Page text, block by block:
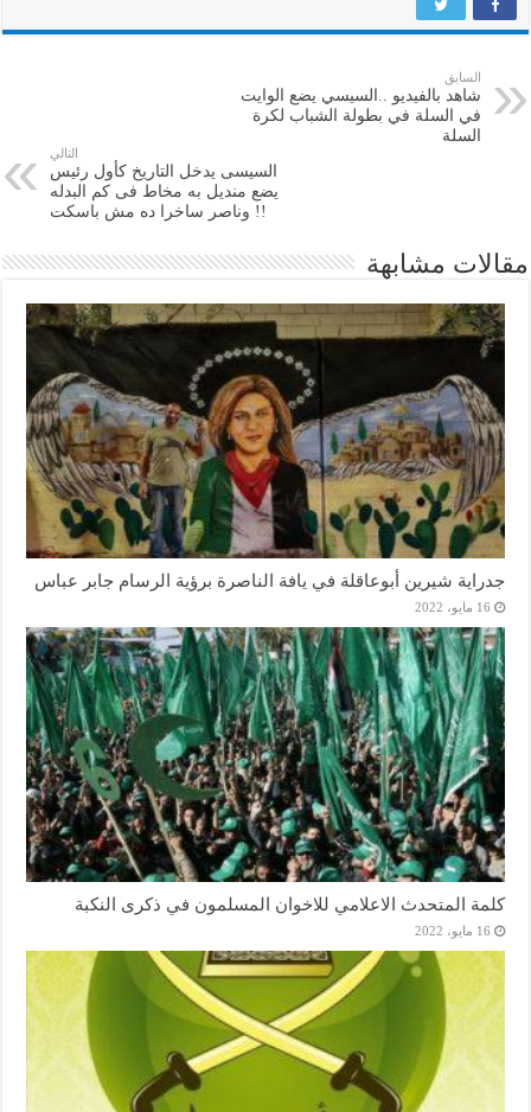
السابق
شاهد بالفيديو ..السيسي يضع الوايت
في السلة في بطولة الشباب لكرة
السلة
التالي
السيسى يدخل التاريخ كأول رئيس
يضع منديل به مخاط فى كم البدله
!! وناصر ساخرا ده مش باسكت
مقالات مشابهة
جدراية شيرين أبوعاقلة في يافة الناصرة برؤية الرسام جابر عباس
16 مايو، 2022
كلمة المتحدث الاعلامي للاخوان المسلمون في ذكرى النكبة
16 مايو، 2022